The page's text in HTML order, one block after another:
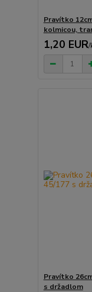
Pravítko
kolmicou,
1,20 EUR/
Pravítko
s držadlom